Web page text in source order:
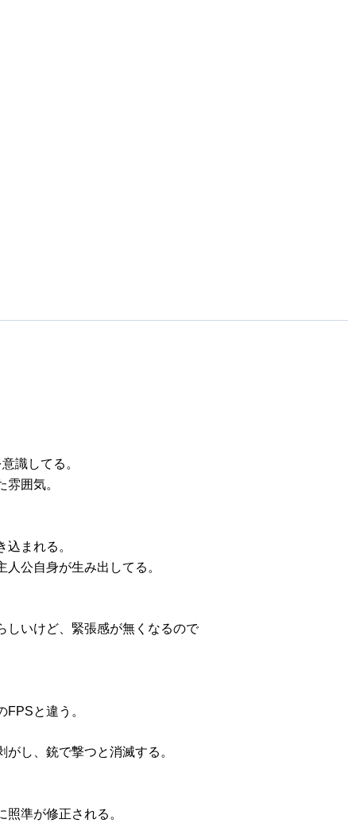
識してる。
囲気。
まれる。
公自身が生み出してる。
しいけど、緊張感が無くなるので
と違う。
し、銃で撃つと消滅する。
準が修正される。